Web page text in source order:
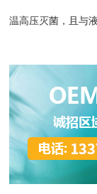
温高压灭菌，且与